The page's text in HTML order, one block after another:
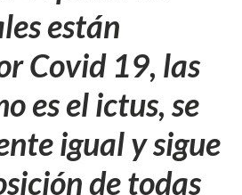
están
Covid 19, las
es el ictus, se
igual y sigue
de todas